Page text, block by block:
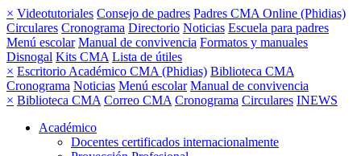
× Videotutoriales Consejo de padres Padres CMA Online (Phidias)
Circulares Cronograma Directorio Noticias Escuela para padres
Menú escolar Manual de convivencia Formatos y manuales
Disnogal Kits CMA Lista de útiles
× Escritorio Académico CMA (Phidias) Biblioteca CMA
Cronograma Noticias Menú escolar Manual de convivencia
× Biblioteca CMA Correo CMA Cronograma Circulares INEWS
Académico
Docentes certificados internacionalmente